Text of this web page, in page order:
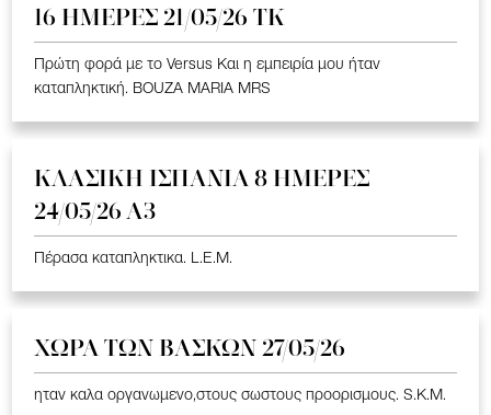
16 ΗΜΕΡΕΣ 21/05/26 TK
Πρώτη φορά με το Versus Και η εμπειρία μου ήταν
καταπληκτική. BOUZA MARIA MRS
ΚΛΑΣΙΚΗ ΙΣΠΑΝΙΑ 8 ΗΜΕΡΕΣ
24/05/26 Α3
Πέρασα καταπληκτικα. L.E.M.
ΧΩΡΑ ΤΩΝ ΒΑΣΚΩΝ 27/05/26
ηταν καλα οργανωμενο,στους σωστους προορισμους. S.K.M.